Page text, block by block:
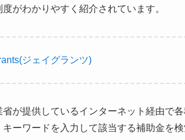
がわかりやすく紹介されています。
ジェイグランツ)
省が提供しているインターネット経由で
キーワードを入力して該当する補助金を検